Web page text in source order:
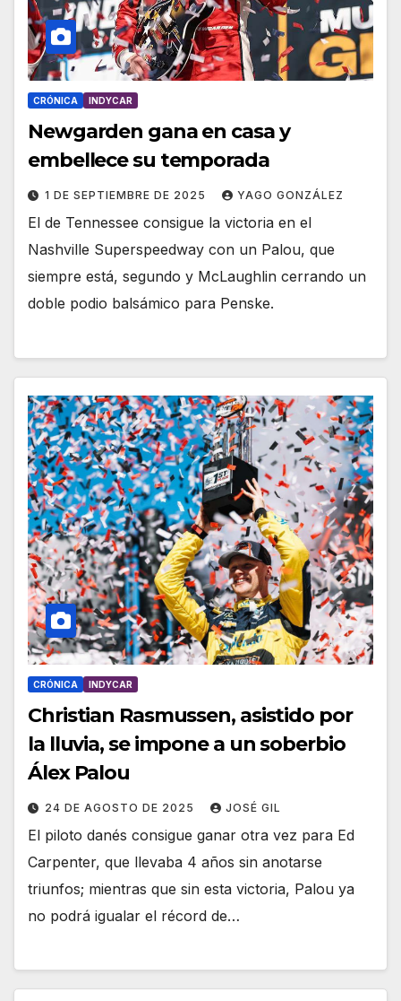
CRÓNICA INDYCAR
Newgarden gana en casa y
embellece su temporada
1 DE SEPTIEMBRE DE 2025 YAGO GONZÁLEZ
El de Tennessee consigue la victoria en el
Nashville Superspeedway con un Palou, que
siempre está, segundo y McLaughlin cerrando un
doble podio balsámico para Penske.
CRÓNICA INDYCAR
Christian Rasmussen, asistido por
la lluvia, se impone a un soberbio
Álex Palou
24 DE AGOSTO DE 2025 JOSÉ GIL
El piloto danés consigue ganar otra vez para Ed
Carpenter, que llevaba 4 años sin anotarse
triunfos; mientras que sin esta victoria, Palou ya
no podrá igualar el récord de…